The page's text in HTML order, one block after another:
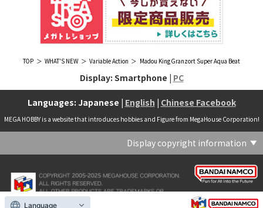
TOP WHAT'S NEW Variable Action Madou King Granzort Super Aqua Beat
Display: Smartphone | PC
Languages: Japanese | English | Chinese Facebook
MEGA HOBBY is a website that introduces hobbies and Figure from MegaHouse Corporation!
Display copyright information
Language